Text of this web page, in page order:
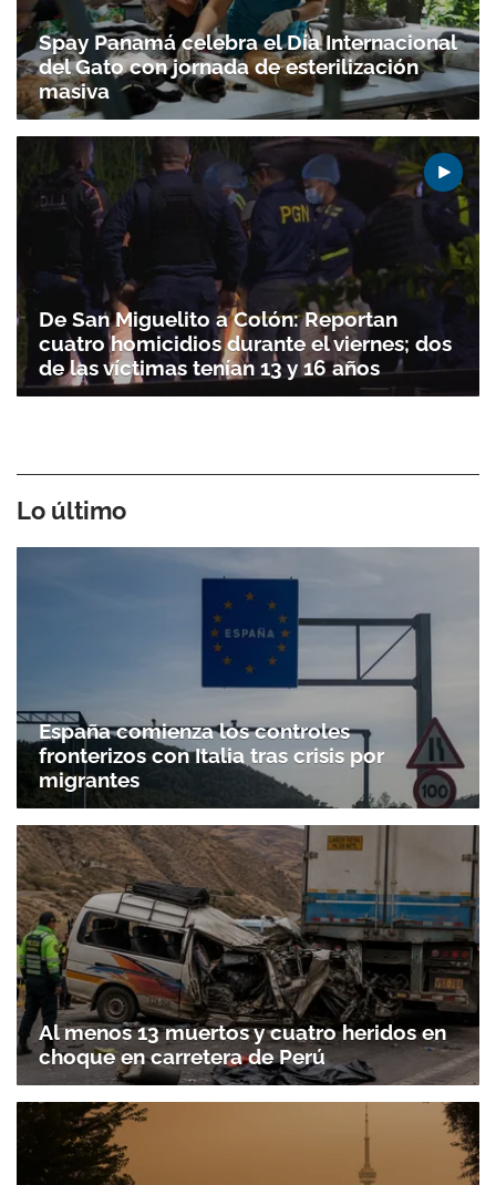
Spay Panamá celebra el Día Internacional
del Gato con jornada de esterilización
masiva
De San Miguelito a Colón: Reportan
cuatro homicidios durante el viernes; dos
de las víctimas tenían 13 y 16 años
Lo último
España comienza los controles
fronterizos con Italia tras crisis por
migrantes
Al menos 13 muertos y cuatro heridos en
choque en carretera de Perú